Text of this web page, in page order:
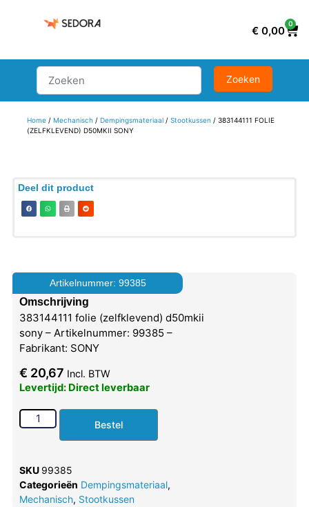
€ 0,00
0
Home/ Mechanisch/ Dempingsmateriaal/ Stootkussen / 383144111 FOLIE
(ZELFKLEVEND) D50MKII SONY
Deel dit product
Artikelnummer: 99385
Omschrijving
383144111 folie (zelfklevend) d50mkii
sony – Artikelnummer: 99385 –
Fabrikant: SONY
€ 20,67 Incl. BTW
Levertijd: Direct leverbaar
Bestel
SKU 99385
Categorieën Dempingsmateriaal,
Mechanisch, Stootkussen